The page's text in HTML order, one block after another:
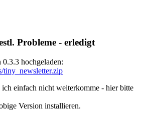
Probleme - erledigt
hochgeladen:
tiny_newsletter.zip
einfach nicht weiterkomme - hier bitte
Version installieren.